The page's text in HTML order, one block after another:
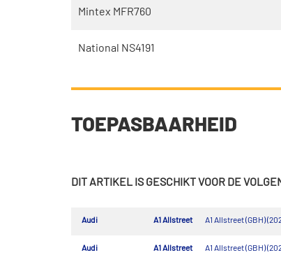
Mintex MFR760
National NS4191
TOEPASBAARHEID
DIT ARTIKEL IS GESCHIKT VOOR DE
Audi A1 Allstreet A1 Allstreet (GBH)
Audi A1 Allstreet A1 Allstreet (GBH)